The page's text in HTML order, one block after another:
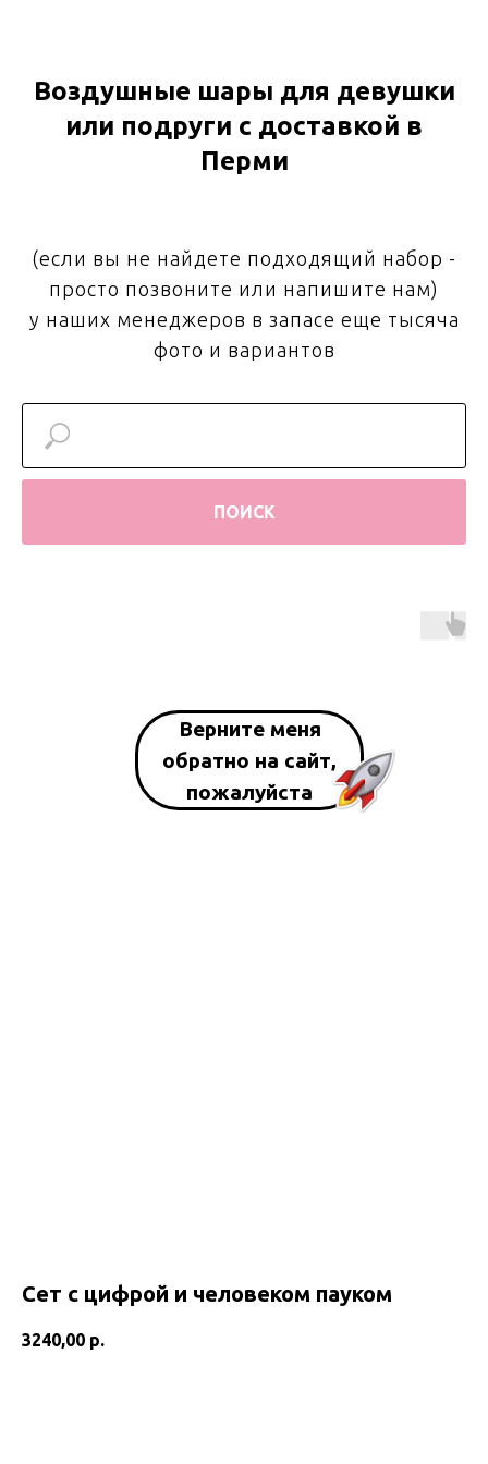
Воздушные шары для девушки
или подруги с доставкой в
Перми
(если вы не найдете подходящий набор -
просто позвоните или напишите нам)
у наших менеджеров в запасе еще тысяча
фото и вариантов
ПОИСК
Верните меня
обратно на сайт,
пожалуйста
Сет с цифрой и человеком пауком
3240,00 р.